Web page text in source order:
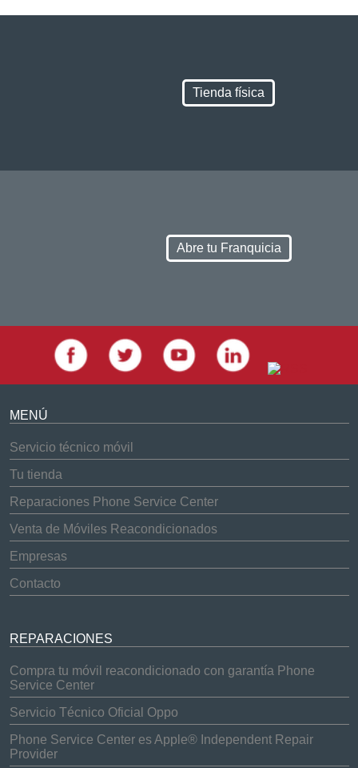
Tienda física
Abre tu Franquicia
MENÚ
Servicio técnico móvil
Tu tienda
Reparaciones Phone Service Center
Venta de Móviles Reacondicionados
Empresas
Contacto
REPARACIONES
Compra tu móvil reacondicionado con garantía Phone
Service Center
Servicio Técnico Oficial Oppo
Phone Service Center es Apple® Independent Repair
Provider